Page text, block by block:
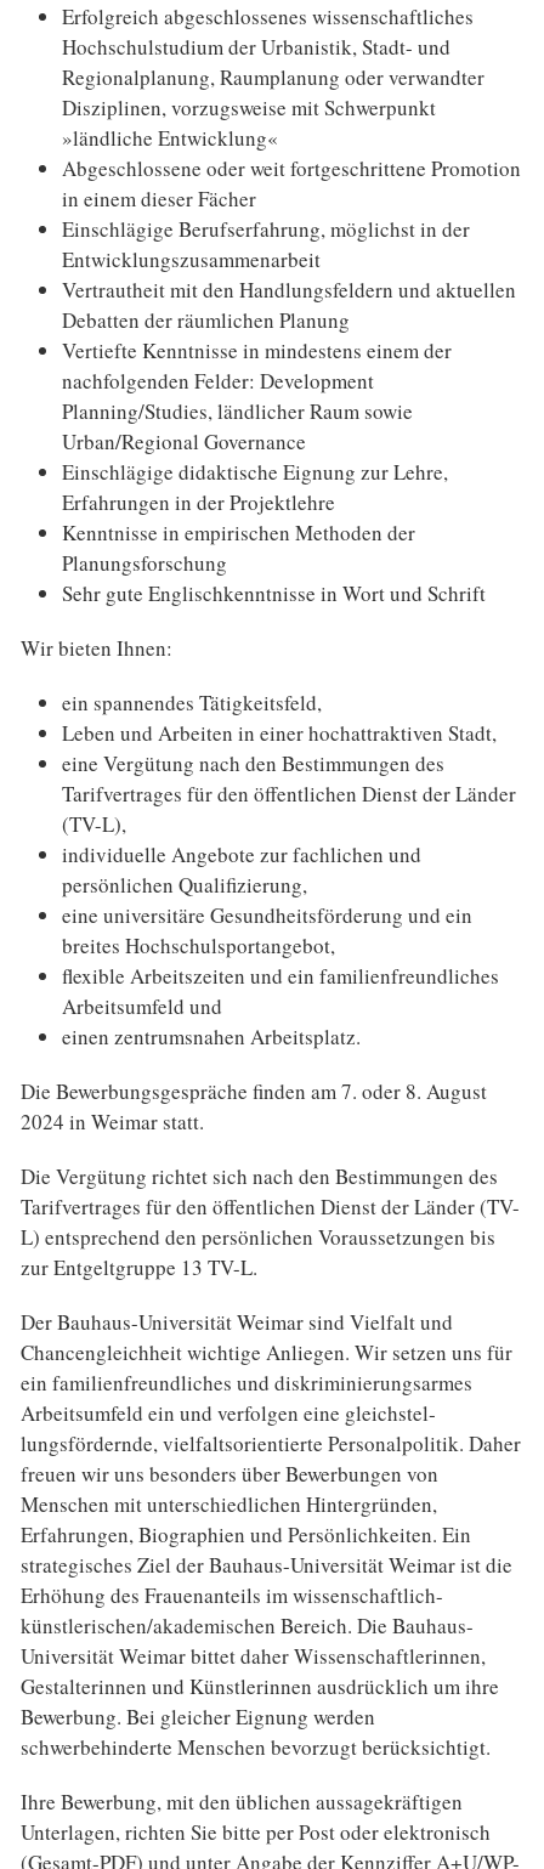
Erfolgreich abgeschlossenes wissenschaftliches
Hochschulstudium der Urbanistik, Stadt- und
Regionalplanung, Raumplanung oder verwandter
Disziplinen, vorzugsweise mit Schwerpunkt
»ländliche Entwicklung«
Abgeschlossene oder weit fortgeschrittene Promotion
in einem dieser Fächer
Einschlägige Berufserfahrung, möglichst in der
Entwicklungszusammenarbeit
Vertrautheit mit den Handlungsfeldern und aktuellen
Debatten der räumlichen Planung
Vertiefte Kenntnisse in mindestens einem der
nachfolgenden Felder: Development
Planning/Studies, ländlicher Raum sowie
Urban/Regional Governance
Einschlägige didaktische Eignung zur Lehre,
Erfahrungen in der Projektlehre
Kenntnisse in empirischen Methoden der
Planungsforschung
Sehr gute Englischkenntnisse in Wort und Schrift
Wir bieten Ihnen:
ein spannendes Tätigkeitsfeld,
Leben und Arbeiten in einer hochattraktiven Stadt,
eine Vergütung nach den Bestimmungen des
Tarifvertrages für den öffentlichen Dienst der Länder
(TV-L),
individuelle Angebote zur fachlichen und
persönlichen Qualifizierung,
eine universitäre Gesundheitsförderung und ein
breites Hochschulsportangebot,
flexible Arbeitszeiten und ein familienfreundliches
Arbeitsumfeld und
einen zentrumsnahen Arbeitsplatz.
Die Bewerbungsgespräche finden am 7. oder 8. August
2024 in Weimar statt.
Die Vergütung richtet sich nach den Bestimmungen des
Tarifvertrages für den öffentlichen Dienst der Länder (TV-
L) entsprechend den persönlichen Voraussetzungen bis
zur Entgeltgruppe 13 TV-L.
Der Bauhaus-Universität Weimar sind Vielfalt und
Chancengleichheit wichtige Anliegen. Wir setzen uns für
ein familienfreundliches und diskriminierungsarmes
Arbeitsumfeld ein und verfolgen eine gleichstel­
lungsfördernde, vielfaltsorientierte Personalpolitik. Daher
freuen wir uns besonders über Bewerbungen von
Menschen mit unterschiedlichen Hintergründen,
Erfahrungen, Biographien und Persönlichkeiten. Ein
strategisches Ziel der Bauhaus-Universität Weimar ist die
Erhöhung des Frauenanteils im wissenschaftlich-
künstlerischen/akademischen Bereich. Die Bauhaus-
Universität Weimar bittet daher Wissenschaftle­rinnen,
Gestalterinnen und Künstlerinnen ausdrücklich um ihre
Bewerbung. Bei gleicher Eignung werden
schwerbehinderte Menschen bevorzugt berücksichtigt.
Ihre Bewerbung, mit den üblichen aussagekräftigen
Unterlagen, richten Sie bitte per Post oder elektronisch
(Gesamt-PDF) und unter Angabe der Kennziffer A+U/WP-